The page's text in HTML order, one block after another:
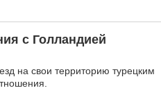
с Голландией
на свои территорию турецким